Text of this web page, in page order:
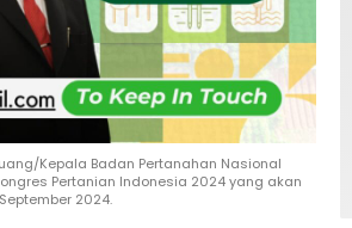
Kepala Badan Pertanahan Nasional
Pertanian Indonesia 2024 yang akan
2024.